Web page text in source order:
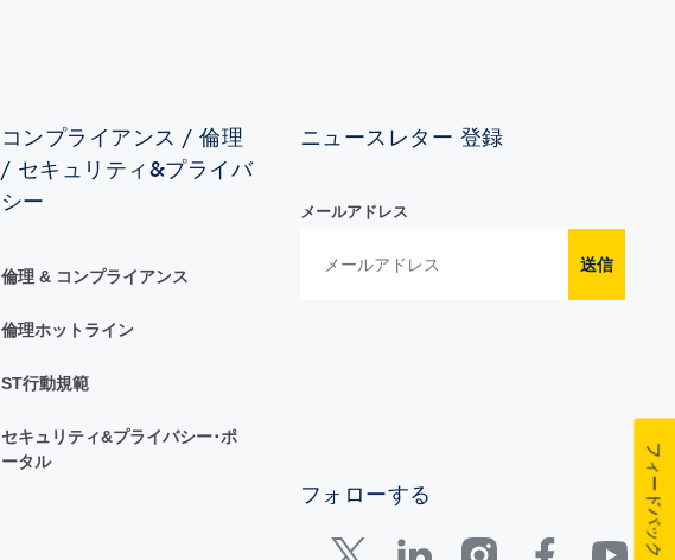
コンプライアンス / 倫理
/ セキュリティ&プライバ
シー
倫理 & コンプライアンス
倫理ホットライン
ST行動規範
セキュリティ&プライバシー･ポ
ータル
ニュースレター 登録
メールアドレス
送信
フォローする フィードバック